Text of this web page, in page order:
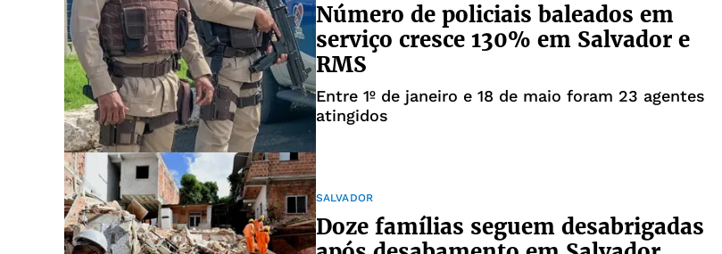
Número de policiais baleados em
serviço cresce 130% em Salvador e
RMS
Entre 1º de janeiro e 18 de maio foram 23 agentes
atingidos
SALVADOR
Doze famílias seguem desabrigadas